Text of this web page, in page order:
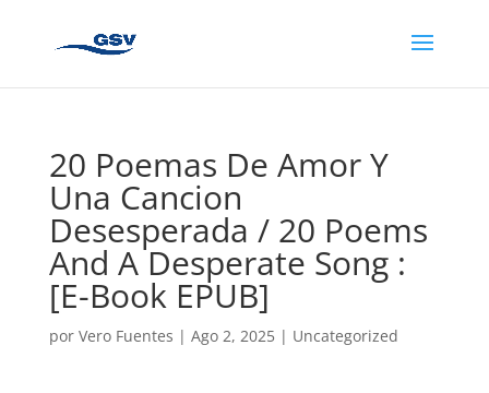
20 Poemas De Amor Y
Una Cancion
Desesperada / 20 Poems
And A Desperate Song :
[E-Book EPUB]
por Vero Fuentes | Ago 2, 2025| Uncategorized